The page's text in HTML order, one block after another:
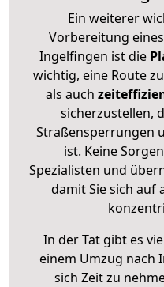
Ein weiterer
Vorbereitung
Ingelfingen ist die
wichtig, eine Route
als auch
sicherzustellen,
Straßensperrungen
ist. Keine
Spezialisten und
damit Sie sich auf
In der Tat gibt es
einem Umzug nach
sich Zeit zu